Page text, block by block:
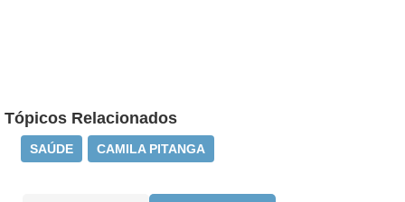
Tópicos Relacionados
SAÚDE CAMILA PITANGA